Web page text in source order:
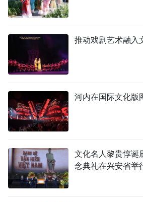
推动戏剧艺术融入
河内在国际文化版
文化名人黎贵惇
念典礼在兴安省举